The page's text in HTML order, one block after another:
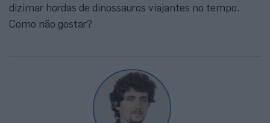
dizimar hordas de dinossauros viajantes no tempo.
Como não gostar?